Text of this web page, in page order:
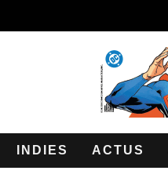
INDIES ACTUS